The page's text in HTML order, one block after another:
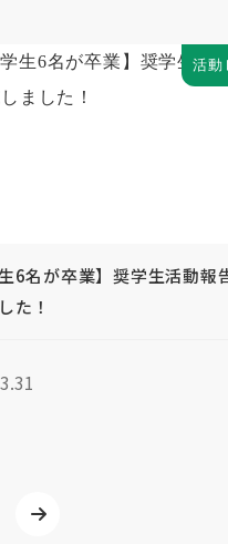
活動
生6名が卒業】奨学生活動報
た！